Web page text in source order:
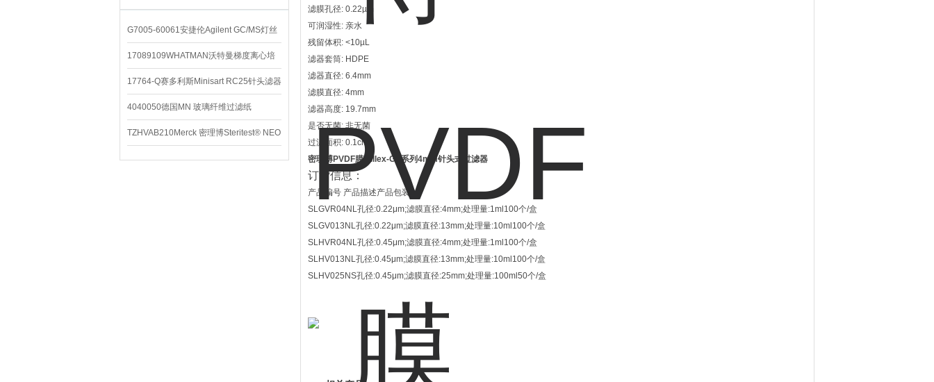
G7005-60061安捷伦Agilent GC/MS灯丝
配件
17089109WHATMAN沃特曼梯度离心培
养基
17764-Q赛多利斯Minisart RC25针头滤器
4040050德国MN 玻璃纤维过滤纸
TZHVAB210Merck 密理博Steritest® NEO
设备
滤膜孔径: 0.22µm
可润湿性: 亲水
残留体积: <10µL
滤器套筒: HDPE
滤器直径: 6.4mm
滤膜直径: 4mm
滤器高度: 19.7mm
是否无菌: 非无菌
过滤面积: 0.1cm2
密理博PVDF膜Millex-GV系列4mm针头式过滤器
订货信息：
产品编号 产品描述产品包装
SLGVR04NL孔径:0.22μm;滤膜直径:4mm;处理量:1ml100个/盒
SLGV013NL孔径:0.22μm;滤膜直径:13mm;处理量:10ml100个/盒
SLHVR04NL孔径:0.45μm;滤膜直径:4mm;处理量:1ml100个/盒
SLHV013NL孔径:0.45μm;滤膜直径:13mm;处理量:10ml100个/盒
SLHV025NS孔径:0.45μm;滤膜直径:25mm;处理量:100ml50个/盒